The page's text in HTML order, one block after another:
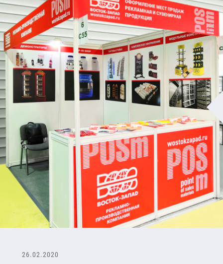
26.02.2020